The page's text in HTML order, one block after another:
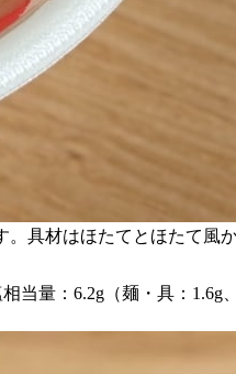
具材はほたてとほたて風
当量：6.2g（麺・具：1.6g